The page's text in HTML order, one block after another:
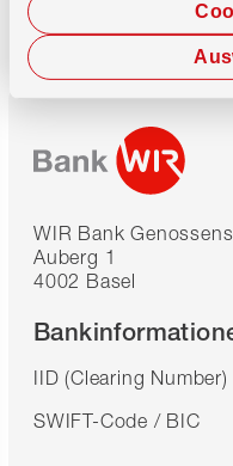
WIR Bank
Auberg 1
4002 Basel
IID (Clearing Number)
SWIFT-Code / BIC